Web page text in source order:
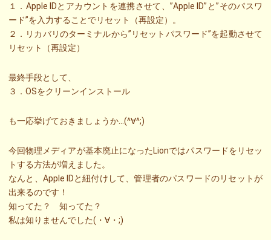
１．Apple IDとアカウントを連携させて、”Apple ID”と”そのパスワ
ード”を入力することでリセット（再設定）。
２．リカバリのターミナルから”リセットパスワード”を起動させて
リセット（再設定）
最終手段として、
３．OSをクリーンインストール
も一応挙げておきましょうか…(^∀^;)
今回物理メディアが基本廃止になったLionではパスワードをリセッ
トする方法が増えました。
なんと、Apple IDと紐付けして、管理者のパスワードのリセットが
出来るのです！
知ってた？ 知ってた？
私は知りませんでした(・∀・;)